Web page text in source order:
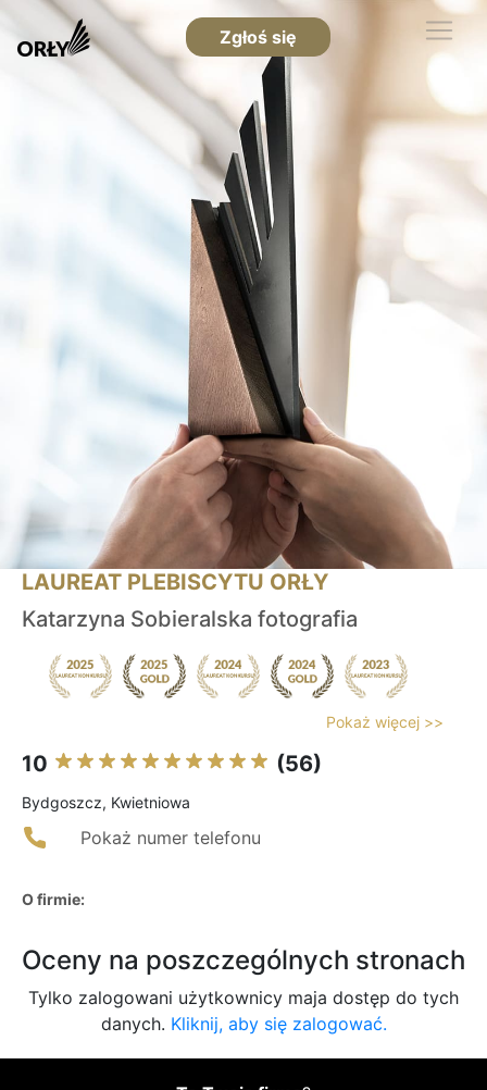
Zgłoś się
LAUREAT PLEBISCYTU ORŁY
Katarzyna Sobieralska fotografia
Pokaż więcej >>
10 (56)
Bydgoszcz, Kwietniowa
Pokaż numer telefonu
O firmie:
Oceny na poszczególnych stronach
Tylko zalogowani użytkownicy maja dostęp do tych
danych. Kliknij, aby się zalogować.